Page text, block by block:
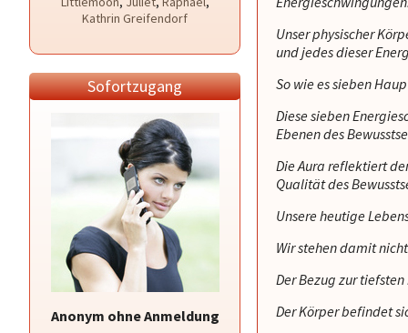
Kathrin Greifendorf
Sofortzugang
Anonym ohne Anmeldung
Unser physischer
und jedes dieser
So wie es sieben
Diese sieben
Ebenen des
Die Aura reflektiert
Qualität des
Unsere heutige
Wir stehen damit
Der Bezug zur
Der Körper befindet